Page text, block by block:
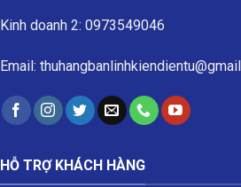
Kinh doanh 2: 0973549046
Email:
HỖ TRỢ KHÁCH HÀNG